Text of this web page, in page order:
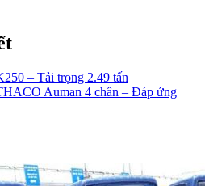
– Tải trọng 2.49 tấn
Auman 4 chân – Đáp ứng